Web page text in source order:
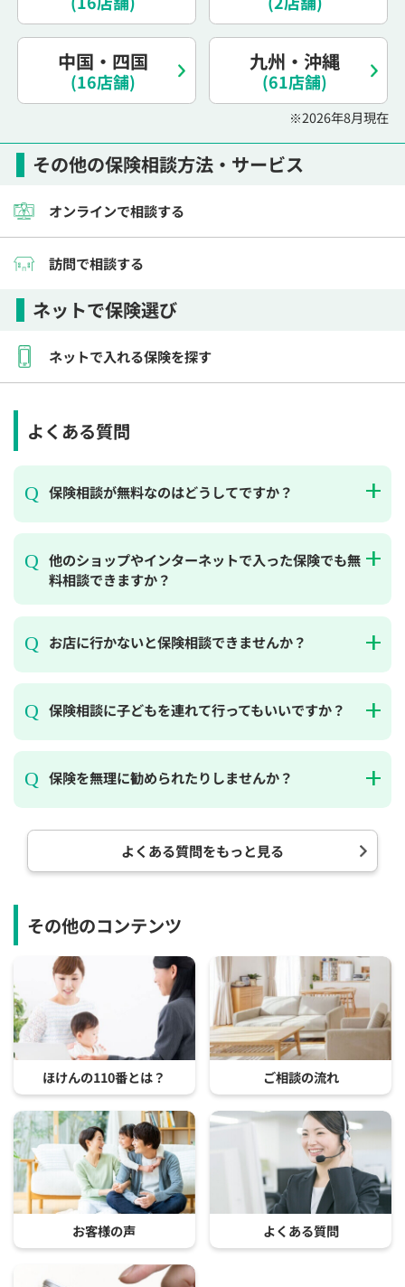
電話で相談予約 （オンライン保険相談専用）
0120-987-110
平日 / 土日祝日 10:00〜17:00（通話無料）
※受付時間外にご予約をいただいた場合は、
その他の保険相談方法・サービス
オンラインで相談する
訪問で相談する
ネットで保険選び
ネットで入れる保険を探す
中国・四国
(16店舗)
九州・沖縄
(61店舗)
※2026年8月現在
よくある質問
保険相談が無料なのはどうしてですか？
他のショップやインターネットで入った保険でも無
料相談できますか？
お店に行かないと保険相談できませんか？
保険相談に子どもを連れて行ってもいいですか？
保険を無理に勧められたりしませんか？
よくある質問をもっと見る
その他のコンテンツ
ほけんの110番とは？ ご相談の流れ
お客様の声 よくある質問